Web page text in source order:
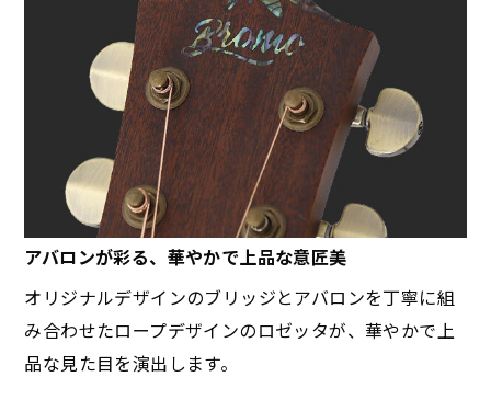
アバロンが彩る、華やかで上品な意匠美
オリジナルデザインのブリッジとアバロンを丁寧に組
み合わせたロープデザインのロゼッタが、華やかで上
品な見た目を演出します。